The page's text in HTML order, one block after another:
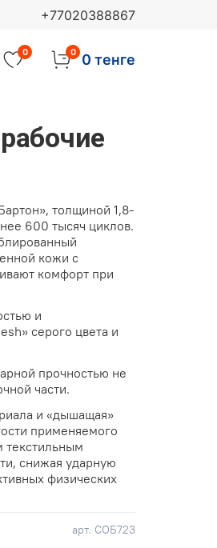
+77020388867
0 0 0 тенге
арт. СОБ723
толщиной 1,8-
600 тысяч циклов.
кожи с
комфорт при
и
серого цвета и
прочностью не
части.
и «дышащая»
применяемого
текстильным
снижая ударную
физических